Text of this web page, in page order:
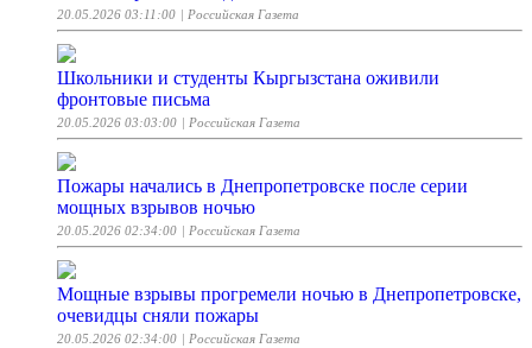
20.05.2026 03:11:00 | Российская Газета
Школьники и студенты Кыргызстана оживили
фронтовые письма
20.05.2026 03:03:00 | Российская Газета
Пожары начались в Днепропетровске после серии
мощных взрывов ночью
20.05.2026 02:34:00 | Российская Газета
Мощные взрывы прогремели ночью в Днепропетровске,
очевидцы сняли пожары
20.05.2026 02:34:00 | Российская Газета